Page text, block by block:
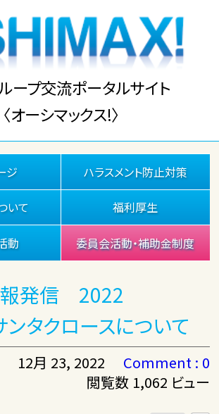
ープ交流ポータルサイト
〈オーシマックス!〉
ジ ハラスメント防止対策
いて 福利厚生
動 委員会活動・補助金制度
報発信 2022
タクロースについて
12月 23, 2022
Comment : 0
閲覧数 1,062 ビュー